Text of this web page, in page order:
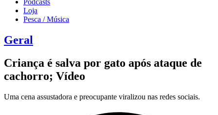
Podcasts
Loja
Pesca / Música
Geral
Criança é salva por gato após ataque de
cachorro; Vídeo
Uma cena assustadora e preocupante viralizou nas redes sociais.